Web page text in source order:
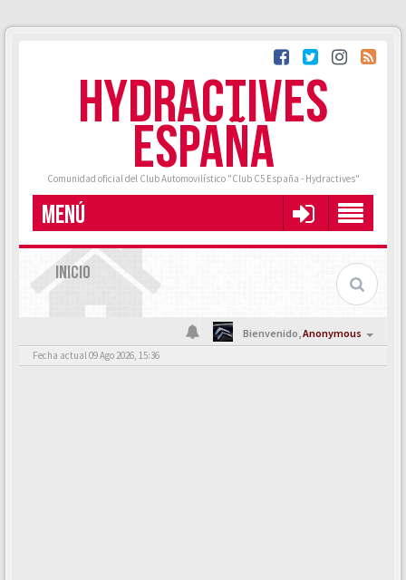
HYDRACTIVES
ESPAÑA
Comunidad oficial del Club Automovilístico "Club C5 España - Hydractives"
MENÚ
INICIO
Bienvenido,Anonymous
Fecha actual 09 Ago 2026, 15:36